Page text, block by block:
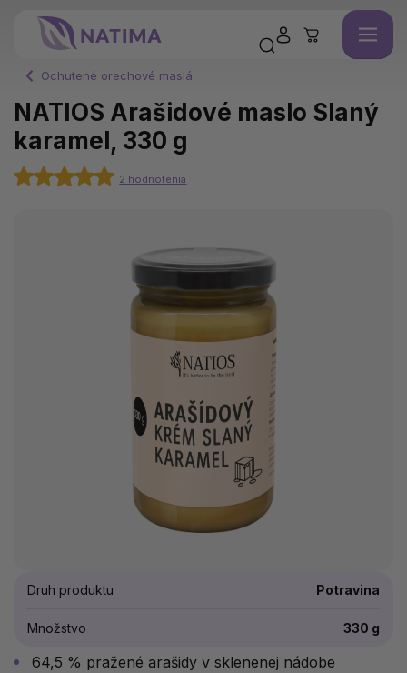
Ochutené orechové maslá
NATIOS Arašidové maslo Slaný
karamel, 330 g
2 hodnotenia
64,5 % pražené arašidy v sklenenej nádobe
Druh produktu Potravina
Množstvo 330 g